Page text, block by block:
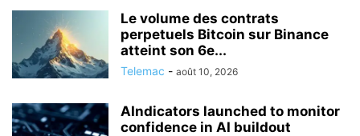
Le volume des contrats
perpetuels Bitcoin sur Binance
atteint son 6e...
Telemac - août 10, 2026
AIndicators launched to monitor
confidence in AI buildout